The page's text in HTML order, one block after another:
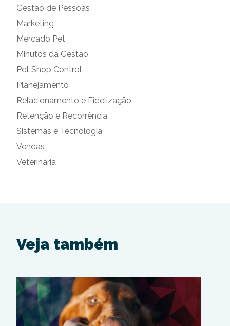
Gestão de Pessoas
Marketing
Mercado Pet
Minutos da Gestão
Pet Shop Control
Planejamento
Relacionamento e Fidelização
Retenção e Recorrência
Sistemas e Tecnologia
Vendas
Veterinária
Veja também